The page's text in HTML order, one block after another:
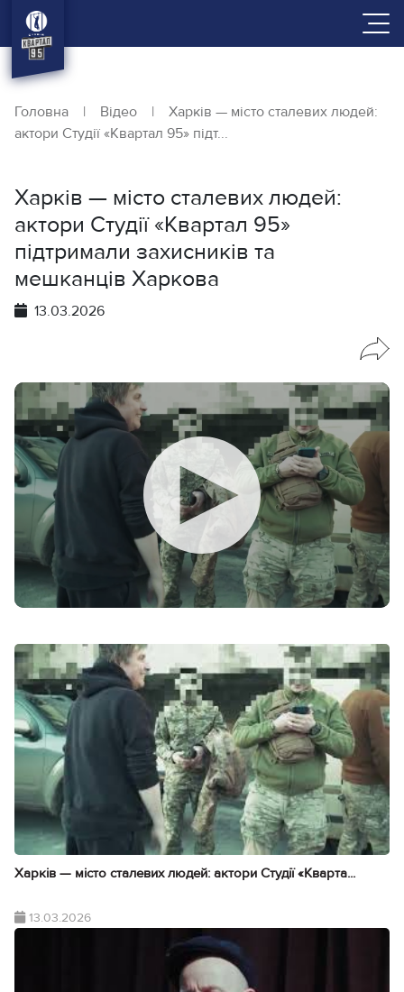
Головна | Відео |
Харків — місто сталевих людей:
актори Студії «Квартал 95» підт...
Харків — місто сталевих людей:
актори Студії «Квартал 95»
підтримали захисників та
мешканців Харкова
13.03.2026
Харків — місто сталевих людей: актори Студії «Кварта...
13.03.2026